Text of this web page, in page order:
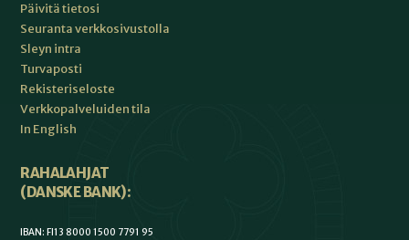
Päivitä tietosi
Seuranta verkkosivustolla
Sleyn intra
Turvaposti
Rekisteriseloste
Verkkopalveluiden tila
In English
RAHALAHJAT
(DANSKE BANK):
IBAN: FI13 8000 1500 7791 95